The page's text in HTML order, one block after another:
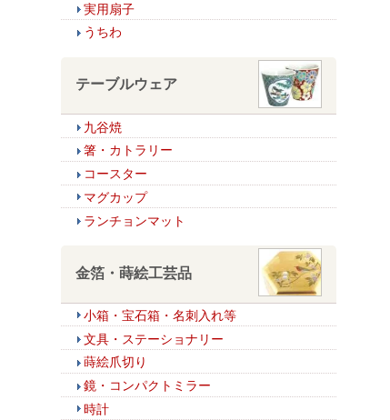
実用扇子
うちわ
テーブルウェア
九谷焼
箸・カトラリー
コースター
マグカップ
ランチョンマット
金箔・蒔絵工芸品
小箱・宝石箱・名刺入れ等
文具・ステーショナリー
蒔絵爪切り
鏡・コンパクトミラー
時計